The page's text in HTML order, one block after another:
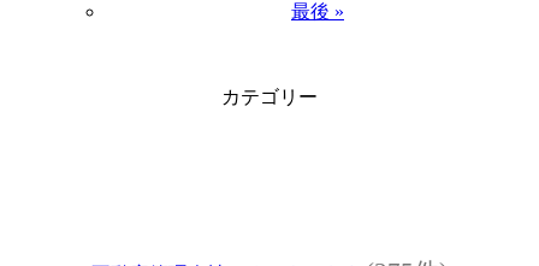
最後 »
カテゴリー